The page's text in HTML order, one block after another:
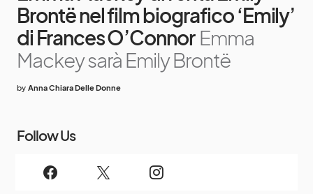
Brontë nel film biografico ‘Emily’
di Frances O’Connor Emma
Mackey sarà Emily Brontë
by Anna Chiara Delle Donne
Follow Us